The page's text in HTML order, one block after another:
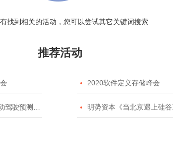
找到相关的活动，您可以尝试其它关键词搜索
推荐活动
 2020软件定义存储峰会
模型挑战赛  明势资本《当北京遇上硅谷》系列